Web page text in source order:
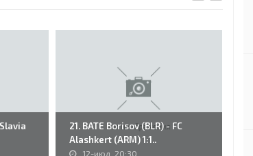
21. BATE Borisov (BLR) - FC
Alashkert (ARM) 1:1..
12-июл, 20:30